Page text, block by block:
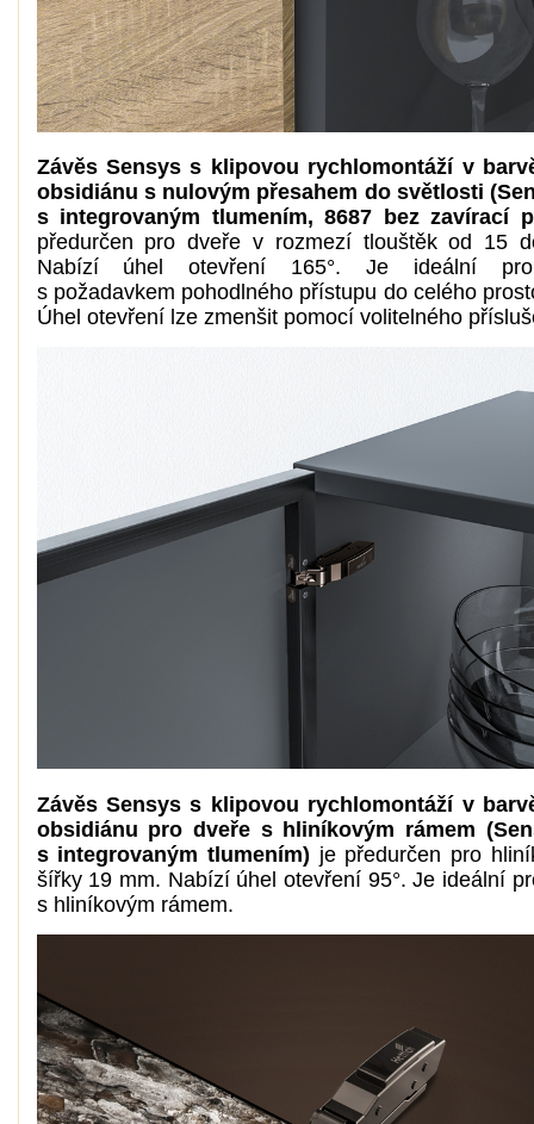
Závěs Sensys s klipovou rychlomontáží v
obsidiánu s nulovým přesahem do světlosti
s integrovaným tlumením, 8687 bez zavírací
předurčen pro dveře v rozmezí tlouštěk od 15
Nabízí úhel otevření 165°. Je ideální
s požadavkem pohodlného přístupu do celého
Úhel otevření lze zmenšit pomocí volitelného
Závěs Sensys s klipovou rychlomontáží v
obsidiánu pro dveře s hliníkovým rámem
s integrovaným tlumením) je předurčen pro
šířky 19 mm. Nabízí úhel otevření 95°. Je ideální
s hliníkovým rámem.